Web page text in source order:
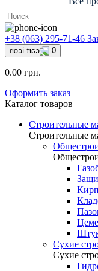
+38 (063) 295-71-46
0
0.00 грн.
Оформить заказ
Каталог товаров
Строительные
Строительные
Сухие
Сухие